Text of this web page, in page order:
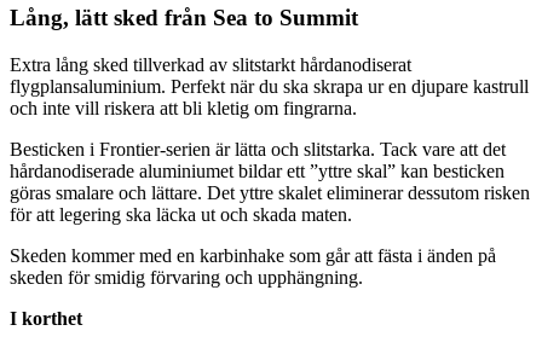
Lång, lätt sked från Sea to Summit
Extra lång sked tillverkad av slitstarkt hårdanodiserat
flygplansaluminium. Perfekt när du ska skrapa ur en djupare kastrull
och inte vill riskera att bli kletig om fingrarna.
Besticken i Frontier-serien är lätta och slitstarka. Tack vare att det
hårdanodiserade aluminiumet bildar ett ”yttre skal” kan besticken
göras smalare och lättare. Det yttre skalet eliminerar dessutom risken
för att legering ska läcka ut och skada maten.
Skeden kommer med en karbinhake som går att fästa i änden på
skeden för smidig förvaring och upphängning.
I korthet